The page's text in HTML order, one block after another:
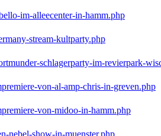
im-alleecenter-in-hamm.php
stream-kultparty.php
schlagerparty-im-revierpark-
von-al-amp-chris-in-greven.php
von-midoo-in-hamm.php
nebel-show-in-muenster.php